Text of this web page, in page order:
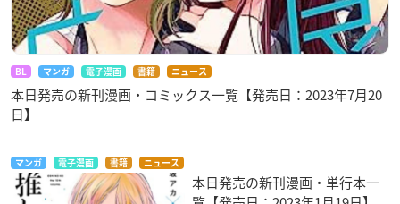
BL マンガ 電子漫画 書籍 ニュース
本日発売の新刊漫画・コミックス一覧【発売日：2023年7月20
日】
マンガ 電子漫画 書籍 ニュース
本日発売の新刊漫画・単行本一